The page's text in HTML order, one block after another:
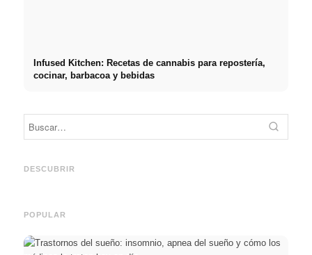
Infused Kitchen: Recetas de cannabis para repostería,
cocinar, barbacoa y bebidas
DESCUBRIR
Mehr Verkäufe durch gezieltes
POPULAR